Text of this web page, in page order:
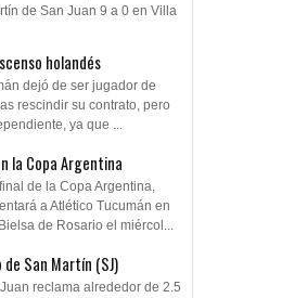
de San Juan 9 a 0 en Villa
holandés
dejó de ser jugador de
rescindir su contrato, pero
ya que ...
la Copa Argentina
de la Copa Argentina,
a Atlético Tucumán en
de Rosario el miércol...
San Martín (SJ)
reclama alrededor de 2.5